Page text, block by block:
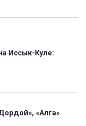
Иссык-Куле:
«Алга»